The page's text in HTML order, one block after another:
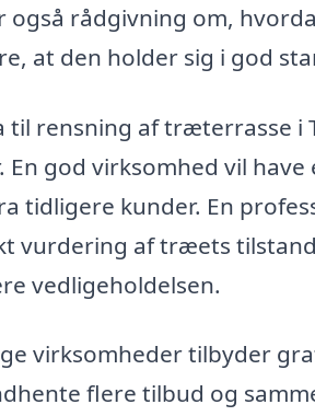
også rådgivning om,
at den holder sig i god
rensning af træterrasse i
god virksomhed vil
tidligere kunder. En
vurdering af træets
vedligeholdelsen.
virksomheder tilbyder
flere tilbud og